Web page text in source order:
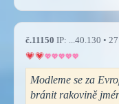
č.11150 IP: ...40.130 •
Modleme se za
bránit rakovině